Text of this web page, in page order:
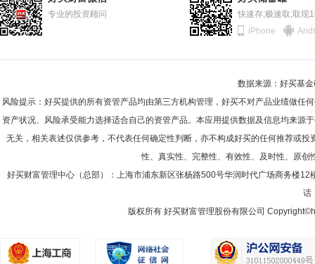
专业的投资顾问
快速存;极速取;取现
iPhone
数据来源：好买基
风险提示：好买提供的所有资管产品均由第三方机构管理，好买不对产品业绩做
资产状况、风险承受能力选择适合自己的资管产品。本应用提供数据及信息均来
无关，相关表述仅供参考，不代表任何确定性判断，亦不构成好买的任何推荐或
性、真实性、完整性、有效性、及时性、原
好买财富管理中心（总部）：上海市浦东新区张杨路500号华润时代广场商务楼12
话
版权所有 好买财富管理股份有限公司